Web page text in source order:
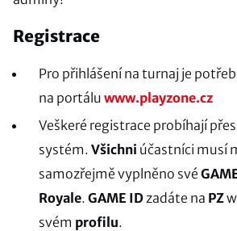
Registrace
Pro přihlášení na turnaj je
na portálu www.playzone.cz
Veškeré registrace probíhají
systém. Všichni účastníci musí
samozřejmě vyplněno své
Royale. GAME ID zadáte na PZ
svém profilu.